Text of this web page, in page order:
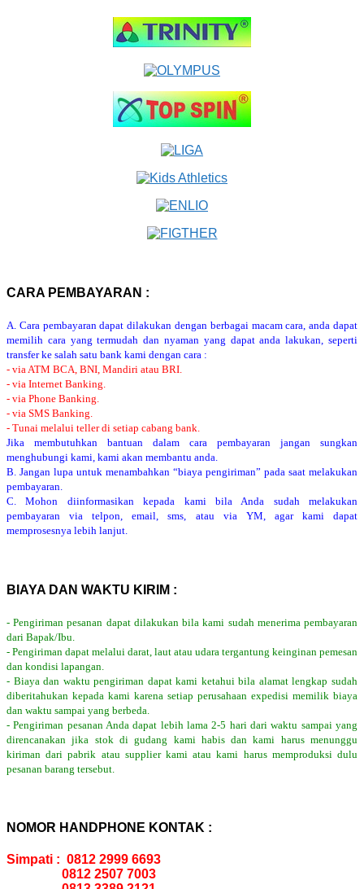
CARA PEMBAYARAN :
A. Cara pembayaran dapat dilakukan dengan berbagai macam cara, anda dapat
memilih cara yang termudah dan nyaman yang dapat anda lakukan, seperti
transfer ke salah satu bank kami dengan cara :
- via ATM BCA, BNI, Mandiri atau BRI.
- via Internet Banking.
- via Phone Banking.
- via SMS Banking.
- Tunai melalui teller di setiap cabang bank.
Jika membutuhkan bantuan dalam cara pembayaran jangan sungkan
menghubungi kami, kami akan membantu anda.
B. Jangan lupa untuk menambahkan “biaya pengiriman” pada saat melakukan
pembayaran.
C. Mohon diinformasikan kepada kami bila Anda sudah melakukan
pembayaran via telpon, email, sms, atau via YM, agar kami dapat
memprosesnya lebih lanjut.
BIAYA DAN WAKTU KIRIM :
- Pengiriman pesanan dapat dilakukan bila kami sudah menerima pembayaran
dari Bapak/Ibu.
- Pengiriman dapat melalui darat, laut atau udara tergantung keinginan pemesan
dan kondisi lapangan.
- Biaya dan waktu pengiriman dapat kami ketahui bila alamat lengkap sudah
diberitahukan kepada kami karena setiap perusahaan expedisi memilik biaya
dan waktu sampai yang berbeda.
- Pengiriman pesanan Anda dapat lebih lama 2-5 hari dari waktu sampai yang
direncanakan jika stok di gudang kami habis dan kami harus menunggu
kiriman dari pabrik atau supplier kami atau kami harus memproduksi dulu
pesanan barang tersebut.
NOMOR HANDPHONE KONTAK :
Simpati : 0812 2999 6693
0812 2507 7003